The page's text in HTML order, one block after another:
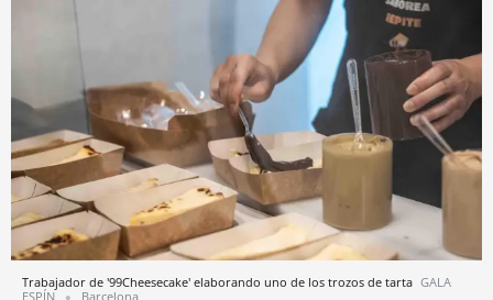
Trabajador de '99Cheesecake' elaborando uno de los trozos de tarta GALA
ESPÍN
Barcelona